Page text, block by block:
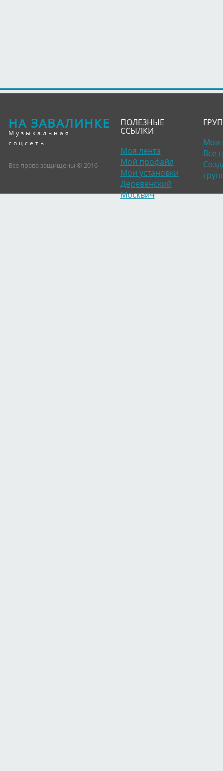
НА ЗАВАЛИНКЕ
Музыкальная
соцсеть
Все права защищены © 2016
ПОЛЕЗНЫЕ
ССЫЛКИ
Моя лента
Мой профайл
Мои установки
Деревенский
Москвич
Мои
Все